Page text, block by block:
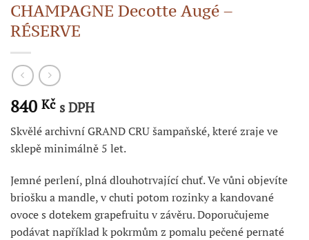
CHAMPAGNE Decotte Augé –
RÉSERVE
840 Kč s DPH
Skvělé archivní GRAND CRU šampaňské, které zraje ve
sklepě minimálně 5 let.
Jemné perlení, plná dlouhotrvající chuť. Ve vůni objevíte
briošku a mandle, v chuti potom rozinky a kandované
ovoce s dotekem grapefruitu v závěru. Doporučujeme
podávat například k pokrmům z pomalu pečené pernaté